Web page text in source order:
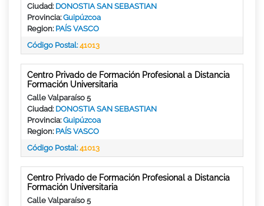
Ciudad: DONOSTIA SAN SEBASTIAN
Provincia:Guipúzcoa
Region: PAÍS VASCO
Código Postal:41013
Centro Privado de Formación Profesional a Distancia
Formación Universitaria
Calle Valparaíso 5
Ciudad: DONOSTIA SAN SEBASTIAN
Provincia:Guipúzcoa
Region: PAÍS VASCO
Código Postal:41013
Centro Privado de Formación Profesional a Distancia
Formación Universitaria
Calle Valparaíso 5